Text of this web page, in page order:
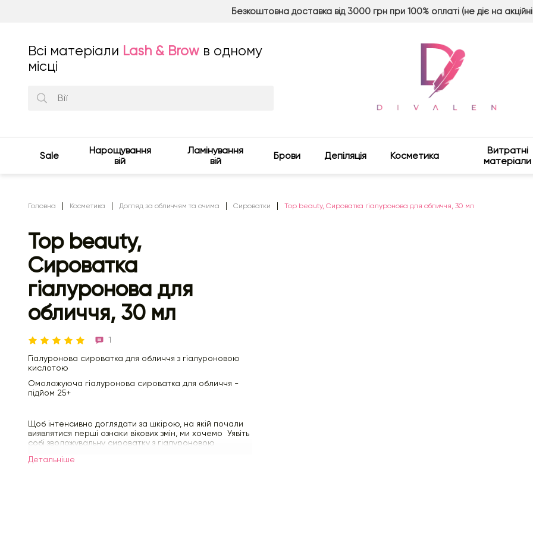
Безкоштовна доставка від 3000 грн при 100% оплаті (не діє на
Всі матеріали Lash & Brow в одному
місці
Sale
Нарощування
вій
Ламінування
вій
Брови Депіляція Косметика
Витратні
матеріали
Головна Косметика Догляд за обличчям та очима Сироватки Top beauty, Сироватка гіалуронова для обличчя, 30 мл
Top beauty,
Сироватка
гіалуронова для
обличчя, 30 мл
1
Гіалуронова сироватка для обличчя з гіалуроновою
кислотою
Омолажуюча гіалуронова сироватка для обличчя -
підйом 25+
Щоб інтенсивно доглядати за шкірою, на якій почали
виявлятися перші ознаки вікових змін, ми хочемо Уявіть
собі зволожувальну сироватку з гіалуроновою
Детальнiше